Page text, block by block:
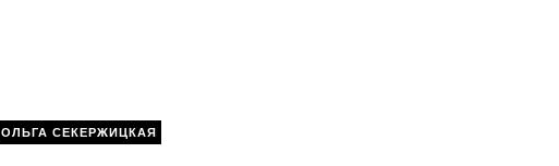
ОЛЬГА СЕКЕРЖИЦКАЯ